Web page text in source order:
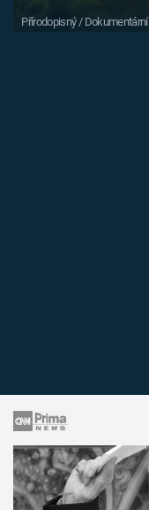
Přírodopisný / Dokumentární